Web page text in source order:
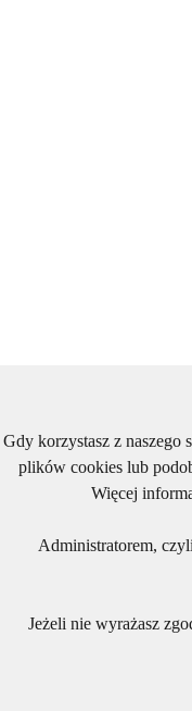
Gdy korzystasz z naszego
plików cookies lub
Więcej
Administratorem,
Jeżeli nie wyrażasz